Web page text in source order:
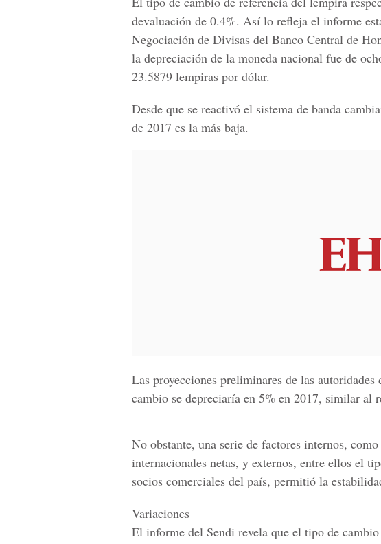
devaluación de 0.4%. Así lo refleja el informe
Negociación de Divisas del Banco Central de
la depreciación de la moneda nacional fue de
23.5879 lempiras por dólar.
Desde que se reactivó el sistema de banda
de 2017 es la más baja.
Las proyecciones preliminares de las
cambio se depreciaría en 5% en 2017, similar al
No obstante, una serie de factores internos,
internacionales netas, y externos, entre ellos el
socios comerciales del país, permitió la
Variaciones
El informe del Sendi revela que el tipo de